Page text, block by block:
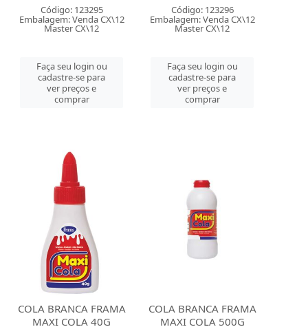
Código: 123295
Embalagem: Venda CX\12
Master CX\12
Faça seu login ou
cadastre-se para
ver preços e
comprar
Código: 123296
Embalagem: Venda CX\12
Master CX\12
Faça seu login ou
cadastre-se para
ver preços e
comprar
COLA BRANCA FRAMA
MAXI COLA 40G
COLA BRANCA FRAMA
MAXI COLA 500G